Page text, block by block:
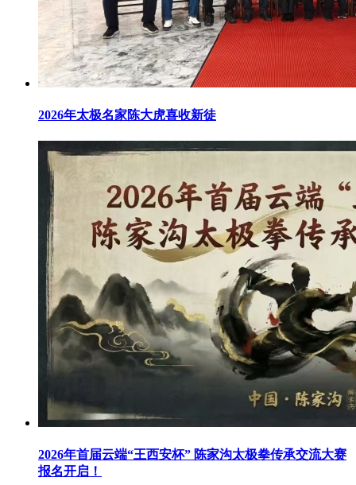
2026年太极名家陈大虎喜收新徒
2026年首届云端“王西安杯” 陈家沟太极拳传承交流大赛
报名开启！